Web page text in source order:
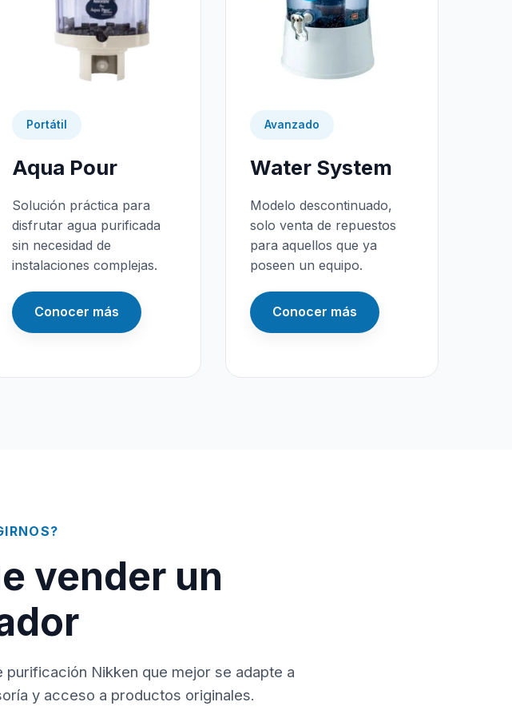
Portátil
Aqua Pour
Solución práctica para
disfrutar agua purificada
sin necesidad de
instalaciones complejas.
Conocer más
Avanzado
Water System
Modelo descontinuado,
solo venta de repuestos
para aquellos que ya
poseen un equipo.
Conocer más
vender un
Nikken que mejor se adapte a
y acceso a productos originales.